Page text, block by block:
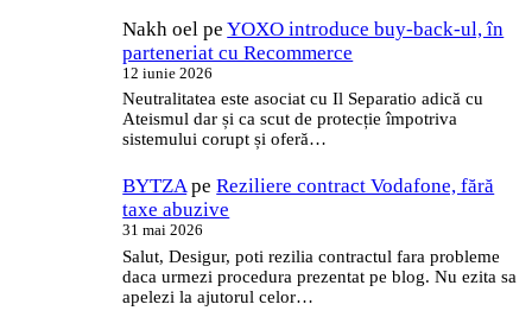
Nakh oel peYOXO introduce buy-back-ul, în
parteneriat cu Recommerce
12 iunie 2026
Neutralitatea este asociat cu Il Separatio adică cu
Ateismul dar și ca scut de protecție împotriva
sistemului corupt și oferă…
BYTZApeReziliere contract Vodafone, fără
taxe abuzive
31 mai 2026
Salut, Desigur, poti rezilia contractul fara probleme
daca urmezi procedura prezentat pe blog. Nu ezita sa
apelezi la ajutorul celor…